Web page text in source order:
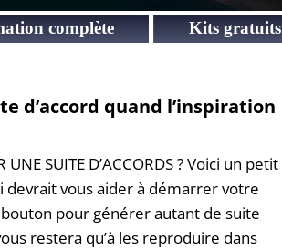
complète Kits gratuits
d’accord quand l’inspiration
SUITE D’ACCORDS ? Voici un petit
vous aider à démarrer votre
pour générer autant de suite
restera qu’à les reproduire dans